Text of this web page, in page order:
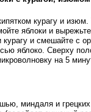
курагу и
яблоки и
курагу и смешайте с
яблоко. Сверху
на 5
миндаля и